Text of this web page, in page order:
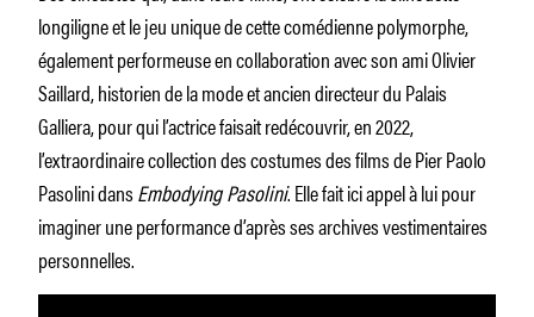
longiligne et le jeu unique de cette comédienne polymorphe,
également performeuse en collaboration avec son ami Olivier
Saillard, historien de la mode et ancien directeur du Palais
Galliera, pour qui l’actrice faisait redécouvrir, en 2022,
l’extraordinaire collection des costumes des films de Pier Paolo
Pasolini dansEmbodying Pasolini. Elle fait ici appel à lui pour
imaginer une performance d’après ses archives vestimentaires
personnelles.